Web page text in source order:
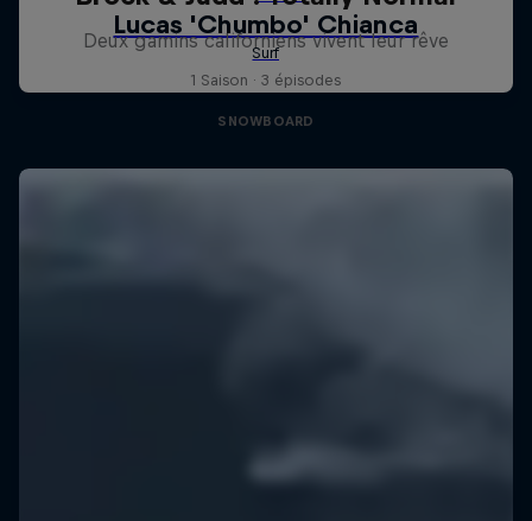
Deux gamins californiens vivent leur rêve
1 Saison · 3 épisodes
SNOWBOARD